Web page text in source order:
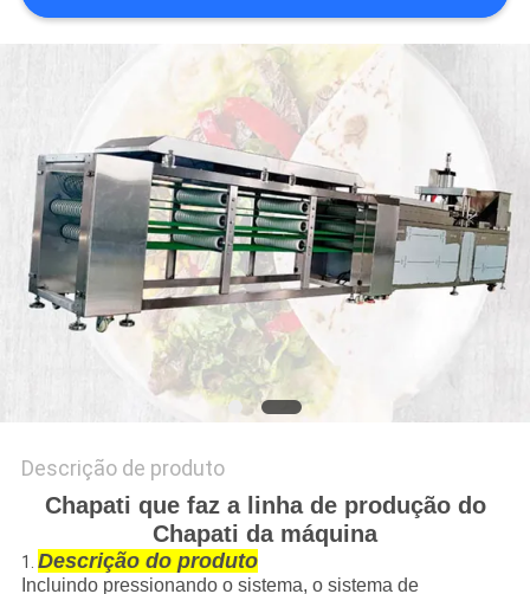
MAPA
PRIVACY
POLICY
Descrição de produto
Chapati que faz a linha de produção do
Chapati da máquina
1. Descrição do produto
Incluindo pressionando o sistema, o sistema de